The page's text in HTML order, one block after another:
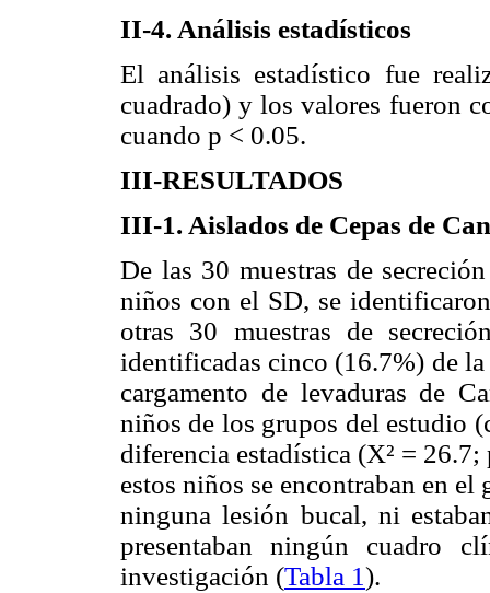
II-4. Análisis estadísticos
El análisis estadístico fue
cuadrado) y los valores fueron
cuando p < 0.05.
III-RESULTADOS
III-1. Aislados de Cepas de
De las 30 muestras de
niños con el SD, se
otras 30 muestras de
identificadas cinco (16.7%) de
cargamento de levaduras de
niños de los grupos del estudio
diferencia estadística (X² =
estos niños se encontraban en
ninguna lesión bucal, ni
presentaban ningún cuadro
investigación (Tabla 1).